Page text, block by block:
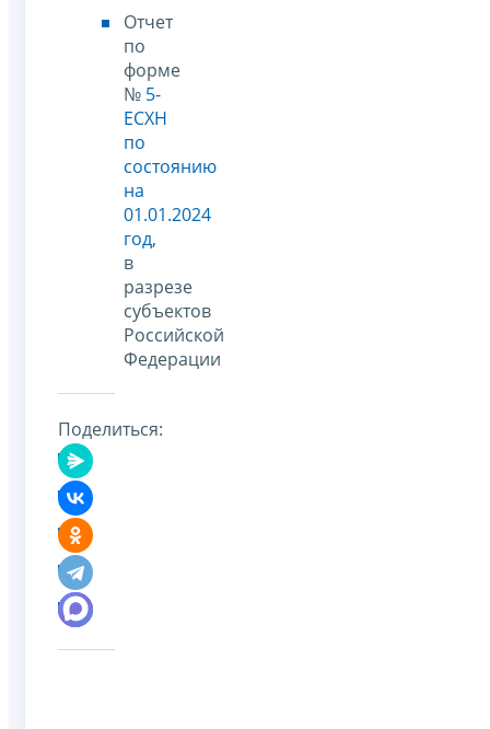
Отчет
по
форме
№ 5-
ЕСХН
по
состоянию
на
01.01.2024
год,
в
разрезе
субъектов
Российской
Федерации
Поделиться: